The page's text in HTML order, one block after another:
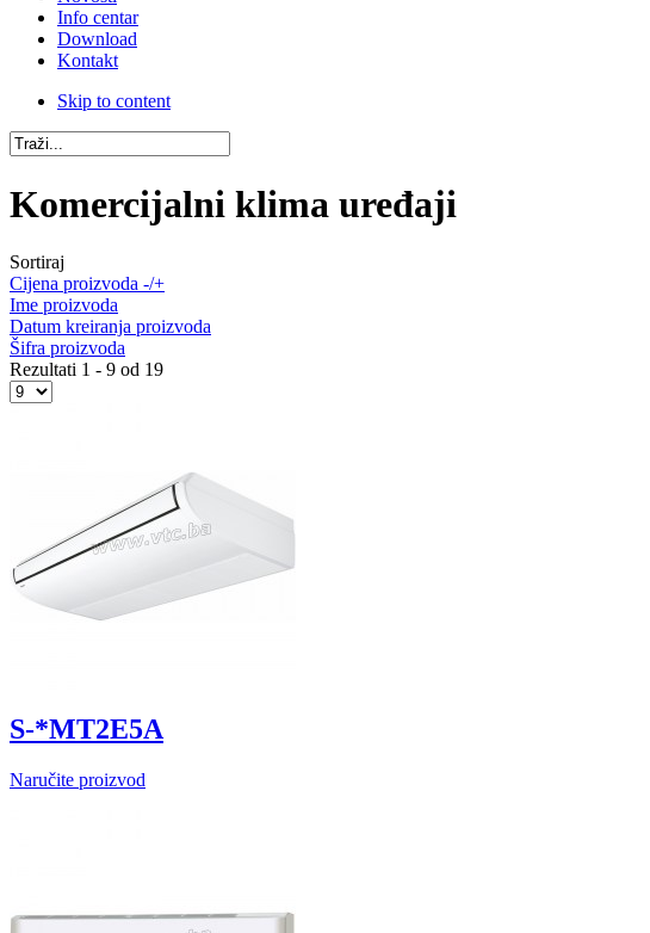
Info centar
Download
Kontakt
Skip to content
Komercijalni klima uređaji
Sortiraj
Cijena proizvoda -/+
Ime proizvoda
Datum kreiranja proizvoda
Šifra proizvoda
Rezultati 1 - 9 od 19
S-*MT2E5A
Naručite proizvod